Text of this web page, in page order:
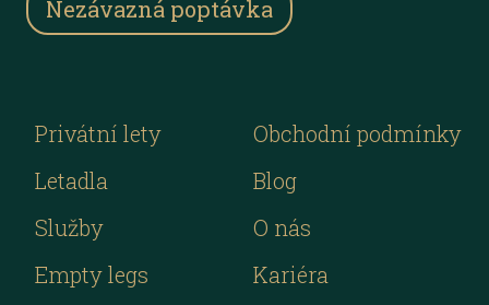
Nezávazná poptávka
Privátní lety
Letadla
Služby
Empty legs
Obchodní podmínky
Blog
O nás
Kariéra